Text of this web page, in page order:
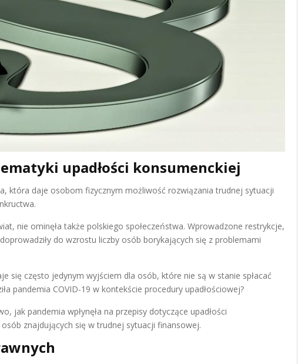
upadłości konsumenckiej
która daje osobom fizycznym możliwość rozwiązania trudnej sytuacji
nie ominęła także polskiego społeczeństwa. Wprowadzone restrykcje,
do wzrostu liczby osób borykających się z problemami
się często jedynym wyjściem dla osób, które nie są w stanie spłacać
pandemia COVID-19 w kontekście procedury upadłościowej?
jak pandemia wpłynęła na przepisy dotyczące upadłości
znajdujących się w trudnej sytuacji finansowej.